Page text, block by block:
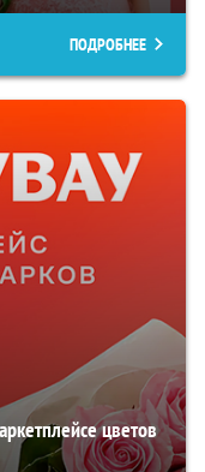
ПОДРОБНЕЕ
цветов